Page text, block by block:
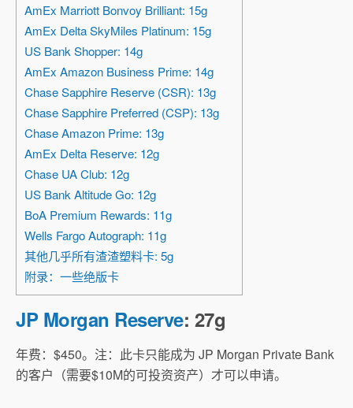
AmEx Marriott Bonvoy Brilliant: 15g
AmEx Delta SkyMiles Platinum: 15g
US Bank Shopper: 14g
AmEx Amazon Business Prime: 14g
Chase Sapphire Reserve (CSR): 13g
Chase Sapphire Preferred (CSP): 13g
Chase Amazon Prime: 13g
AmEx Delta Reserve: 12g
Chase UA Club: 12g
US Bank Altitude Go: 12g
BoA Premium Rewards: 11g
Wells Fargo Autograph: 11g
其他几乎所有渣渣塑料卡: 5g
附录：一些绝版卡
JP Morgan Reserve: 27g
年费：$450。注：此卡只能成为 JP Morgan Private Bank
的客户（需要$10M的可投资资产）才可以申请。